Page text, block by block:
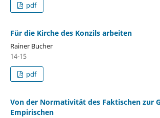
pdf
Für die Kirche des Konzils arbeiten
Rainer Bucher
14-15
pdf
Von der Normativität des Faktischen zur
Empirischen